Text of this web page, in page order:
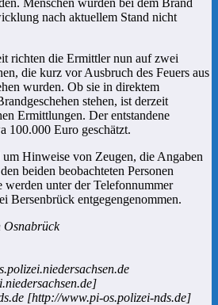
Menschen wurden bei dem Brand
nach aktuellem Stand nicht
richten die Ermittler nun auf zwei
die kurz vor Ausbruch des Feuers aus
wurden. Ob sie in direktem
stehen, ist derzeit
Ermittlungen. Der entstandene
100.000 Euro geschätzt.
Hinweise von Zeugen, die Angaben
beiden beobachteten Personen
unter der Telefonnummer
Bersenbrück entgegengenommen.
Osnabrück
[http://www.pi-os.polizei-nds.de]